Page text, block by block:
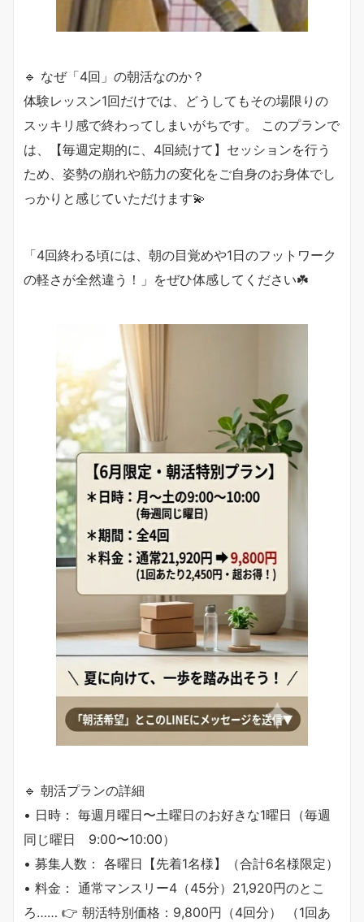
🔹 なぜ「4回」の朝活なのか？
体験レッスン1回だけでは、どうしてもその場限りの
スッキリ感で終わってしまいがちです。 このプランで
は、【毎週定期的に、4回続けて】セッションを行う
ため、姿勢の崩れや筋力の変化をご自身のお身体でし
っかりと感じていただけます💫
「4回終わる頃には、朝の目覚めや1日のフットワーク
の軽さが全然違う！」をぜひ体感してください☘️
🔹 朝活プランの詳細
• 日時： 毎週月曜日〜土曜日のお好きな1曜日（毎週
同じ曜日 9:00〜10:00）
• 募集人数： 各曜日【先着1名様】（合計6名様限定）
• 料金： 通常マンスリー4（45分）21,920円のとこ
ろ…… 👉 朝活特別価格：9,800円（4回分） （1回あ